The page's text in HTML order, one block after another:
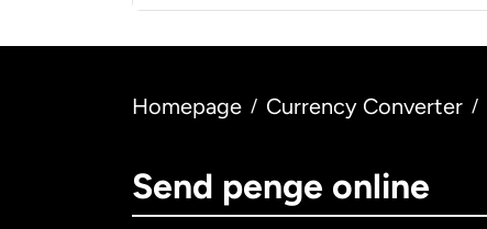
Homepage / Currency Converter /
Send penge online